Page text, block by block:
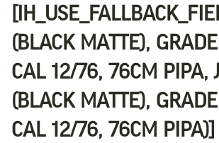
(BLACK MATTE),
CAL 12/76, 76CM PIPA,
(BLACK MATTE),
CAL 12/76, 76CM PIPA)]